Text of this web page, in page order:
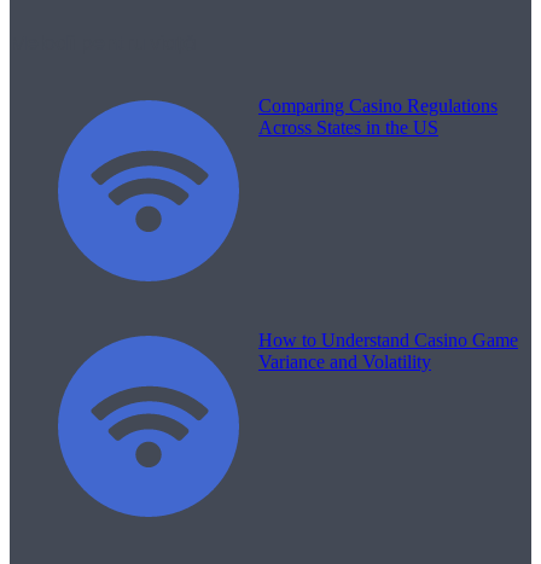
Comparing Casino Regulations
Across States in the US
How to Understand Casino Game
Variance and Volatility